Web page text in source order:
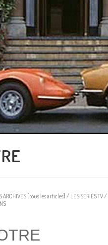
ARCHIVES [tous les articles] / LES SERIES TV/